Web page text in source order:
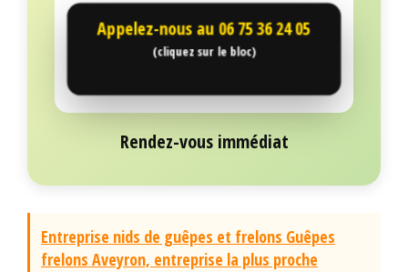
Appelez-nous au 06 75 36 24 05
(cliquez sur le bloc)
Rendez-vous immédiat
Entreprise nids de guêpes et frelons Guêpes
frelons Aveyron, entreprise la plus proche